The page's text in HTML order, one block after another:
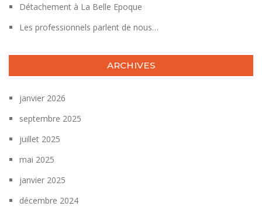
Détachement à La Belle Epoque
Les professionnels parlent de nous…
ARCHIVES
janvier 2026
septembre 2025
juillet 2025
mai 2025
janvier 2025
décembre 2024